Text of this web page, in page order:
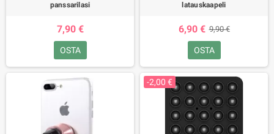
panssarilasi
7,90 €
OSTA
latauskaapeli
6,90 € 9,90 €
OSTA
-2,00 €